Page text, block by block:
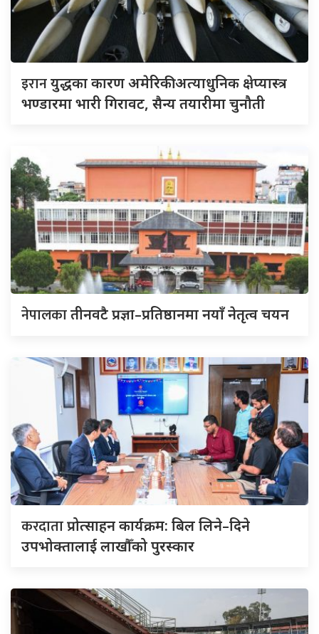
इरानयुद्धका कारण अमेरिकी अत्याधुनिक क्षेप्यास्त्र
भण्डारमा भारी गिरावट, सैन्य तयारीमा चुनौती
नेपालकातीनवटै प्रज्ञा–प्रतिष्ठानमा नयाँ नेतृत्व चयन
करदाताप्रोत्साहन कार्यक्रम: बिल लिने–दिने
उपभोक्तालाई लाखौँको पुरस्कार